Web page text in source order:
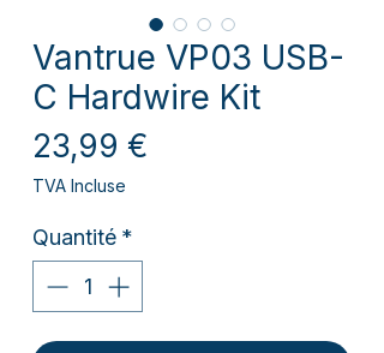
Vantrue VP03 USB-
C Hardwire Kit
23,99 €
TVA Incluse
Quantité *